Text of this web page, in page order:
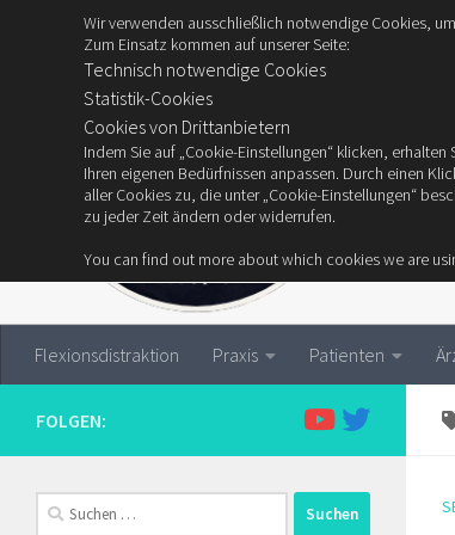
Zum Inhalt springen
Flexionsdistraktion Praxis Patienten
FOLGEN:
Suchen
Wir verwenden ausschließlich notwendige Cookies,
Zum Einsatz kommen auf unserer Seite:
Technisch notwendige Cookies
Statistik-Cookies
Cookies von Drittanbietern
Indem Sie auf „Cookie-Einstellungen“ klicken,
Ihren eigenen Bedürfnissen anpassen. Durch einen
aller Cookies zu, die unter „Cookie-Einstellungen“
zu jeder Zeit ändern oder widerrufen.
You can find out more about which cookies we are